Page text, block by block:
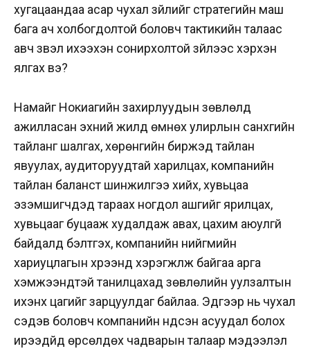
хугацаандаа асар чухал зүйлийг стратегийн маш
бага ач холбогдолтой боловч тактикийн талаас
авч үзвэл ихээхэн сонирхолтой зүйлээс хэрхэн
ялгах вэ?
Намайг Нокиагийн захирлуудын зөвлөлд
ажилласан эхний жилд өмнөх улирлын санхүүгийн
тайланг шалгах, хөрөнгийн биржэд тайлан
явуулах, аудиторуудтай харилцах, компанийн
тайлан баланст шинжилгээ хийх, хувьцаа
эзэмшигчдэд тараах ногдол ашгийг ярилцах,
хувьцааг буцааж худалдаж авах, цахим аюулгүй
байдалд бэлтгэх, компанийн нийгмийн
хариуцлагын хүрээнд хэрэгжүүлж байгаа арга
хэмжээнүүдтэй танилцахад зөвлөлийн уулзалтын
ихэнх цагийг зарцуулдаг байлаа. Эдгээр нь чухал
сэдэв боловч компанийн үндсэн асуудал болох
ирээдүйд өрсөлдөх чадварын талаар мэдээлэл